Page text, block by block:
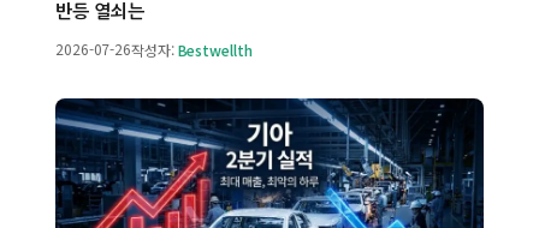
반등 열쇠는
2026-07-26작성자:Bestwellth